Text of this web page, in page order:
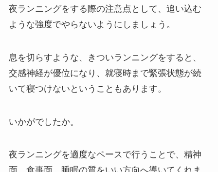
夜ランニングをする際の注意点として、追い込む
ような強度でやらないようにしましょう。
息を切らすような、きついランニングをすると、
交感神経が優位になり、就寝時まで緊張状態が続
いて寝つけないということもあります。
いかがでしたか。
夜ランニングを適度なペースで行うことで、精神